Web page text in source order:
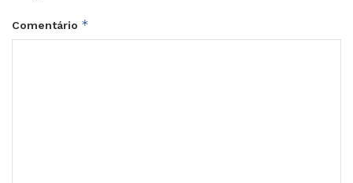
Comentário *